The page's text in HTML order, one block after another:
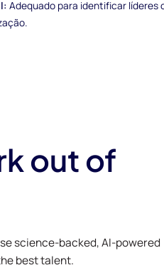
Adequado para identificar líderes
out of
science-backed, AI-powered
best talent.